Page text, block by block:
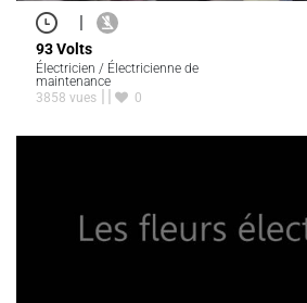
|
93 Volts
Électricien / Électricienne de
maintenance
3858 vues
0